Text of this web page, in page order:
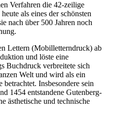
Verfahren die 42-zeilige
als eines der schönsten
nach über 500 Jahren noch
Lettern (Mobilletterndruck) ab
und löste eine
Buchdruck verbreitete sich
Welt und wird als ein
betrachtet. Insbesondere sein
1454 entstandene Gutenberg-
ästhetische und technische